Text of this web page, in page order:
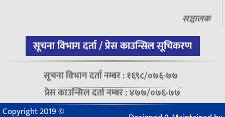
सञ्चालक
सूचना विभाग दर्ता / प्रेस काउन्सिल सूचिकरण
सूचना विभाग दर्ता नम्बर : १६९८/०७६-७७
प्रेस काउन्सिल दर्ता नम्बर : ४७७/०७६-७७
Copyright 2019 ©